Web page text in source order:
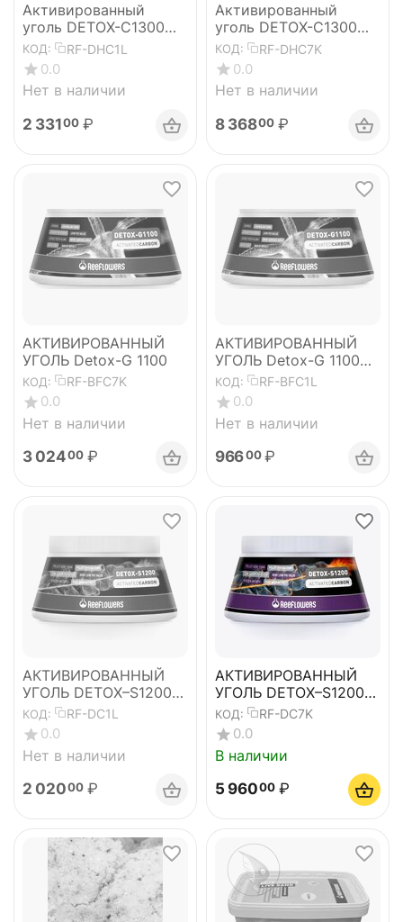
Активированный
уголь DETOX-C1300
Activated carbon
КОД: RF-DHC1L
0.0
Нет в наличии
2 33100 ₽
Активированный
уголь DETOX-C1300
Activated carbon 5,5 л
КОД: RF-DHC7K
0.0
Нет в наличии
8 36800 ₽
АКТИВИРОВАННЫЙ
УГОЛЬ Detox-G 1100
КОД: RF-BFC7K
0.0
Нет в наличии
3 02400 ₽
АКТИВИРОВАННЫЙ
УГОЛЬ Detox-G 1100
ACTIVATED CARBON
КОД: RF-BFC1L
0.0
Нет в наличии
96600 ₽
АКТИВИРОВАННЫЙ
УГОЛЬ DETOX–S1200
ACTIVATED CARBON
КОД: RF-DC1L
0.0
Нет в наличии
2 02000 ₽
АКТИВИРОВАННЫЙ
УГОЛЬ DETOX–S1200
ACTIVATED CARBON
5,5л
КОД: RF-DC7K
0.0
В наличии
5 96000 ₽